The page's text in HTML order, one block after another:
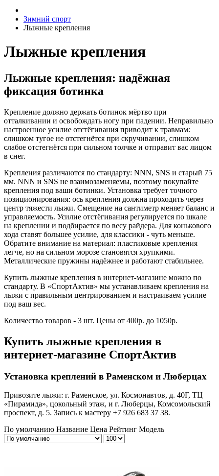
Зимний спорт
Лыжные крепления
Лыжные крепления
Лыжные крепления: надёжная
фиксация ботинка
Крепление должно держать ботинок мёртво при
отталкивании и освобождать ногу при падении. Неправильно
настроенное усилие отстёгивания приводит к травмам:
слишком тугое не отстегнётся при скручивании, слишком
слабое отстегнётся при сильном толчке и отправит вас лицом
в снег.
Крепления различаются по стандарту: NNN, SNS и старый 75
мм. NNN и SNS не взаимозаменяемы, поэтому покупайте
крепления под ваши ботинки. Установка требует точного
позиционирования: ось крепления должна проходить через
центр тяжести лыжи. Смещение на сантиметр меняет баланс и
управляемость. Усилие отстёгивания регулируется по шкале
на креплении и подбирается по весу райдера. Для конькового
хода ставят большее усилие, для классики - чуть меньше.
Обратите внимание на материал: пластиковые крепления
легче, но на сильном морозе становятся хрупкими.
Металлические пружины надёжнее и работают стабильнее.
Купить лыжные крепления в интернет-магазине можно по
стандарту. В «СпортАктив» мы устанавливаем крепления на
лыжи с правильным центрированием и настраиваем усилие
под ваш вес.
Количество товаров - 3 шт. Цены от 400р. до 1050р.
Купить лыжные крепления в
интернет-магазине СпортАктив
Установка креплений в Раменском и Люберцах
Привозите лыжи: г. Раменское, ул. Космонавтов, д. 40Г, ТЦ
«Пирамида», цокольный этаж, и г. Люберцы, Комсомольский
проспект, д. 5. Запись к мастеру +7 926 683 37 38.
По умолчанию Название Цена Рейтинг Модель